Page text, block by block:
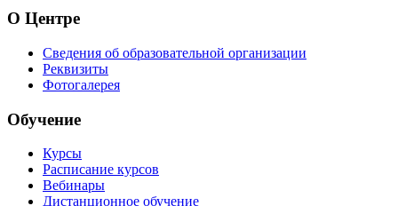
О Центре
Сведения об образовательной организации
Реквизиты
Фотогалерея
Обучение
Курсы
Расписание курсов
Вебинары
Дистанционное обучение